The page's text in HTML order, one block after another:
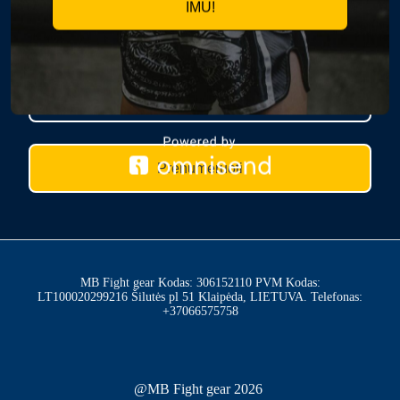
PRENUMERUOK NAUJIENAS
Prenumeruoti
MB Fight gear Kodas: 306152110 PVM Kodas:
LT100020299216 Šilutės pl 51 Klaipėda, LIETUVA. Telefonas:
+37066575758
@MB Fight gear 2026
IMU!